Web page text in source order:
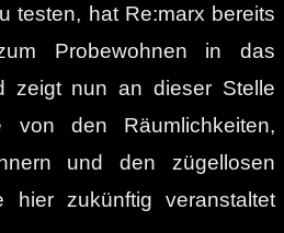
testen, hat Re:marx bereits
Probewohnen in das
zeigt nun an dieser Stelle
von den Räumlichkeiten,
und den zügellosen
hier zukünftig veranstaltet